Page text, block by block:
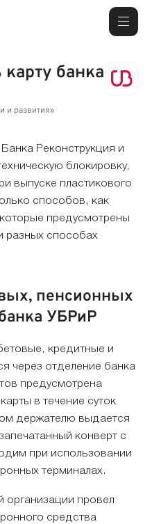
банка
и развития»
Реконструкция и
блокировку,
выпуске пластикового
способов, как
предусмотрены
разных способах
пенсионных
УБРиР
кредитные и
через отделение банка
предусмотрена
в течение суток
держателю выдается
конверт с
при использовании
терминалах.
организации провел
средства